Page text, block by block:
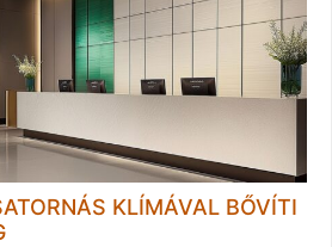
KLÍMÁVAL BŐVÍTI